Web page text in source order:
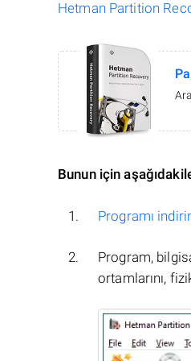
Hetman Partition
Bunun için
Programı
Program,
ortamlarını,